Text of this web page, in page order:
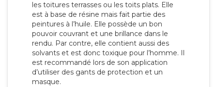
les toitures terrasses ou les toits plats. Elle
est à base de résine mais fait partie des
peintures à l’huile. Elle possède un bon
pouvoir couvrant et une brillance dans le
rendu. Par contre, elle contient aussi des
solvants et est donc toxique pour l’homme. Il
est recommandé lors de son application
d’utiliser des gants de protection et un
masque.